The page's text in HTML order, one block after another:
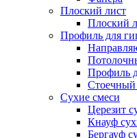
Плоский лист
Плоский
Профиль для
Профиль
Стоечный
Сухие смеси
Церезит
Кнауф
Бергауф